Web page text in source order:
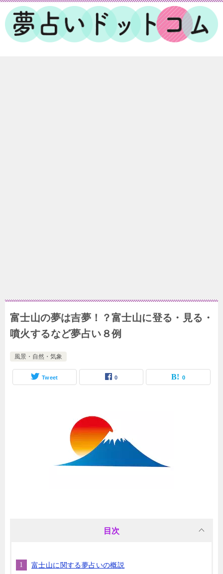
富士山の夢は吉夢！？富士山に登る・見る・
噴火するなど夢占い８例
風景・自然・気象
Tweet 0 0
目次
富士山に関する夢占いの概説